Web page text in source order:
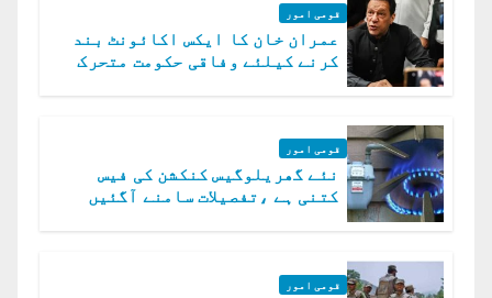
قومی امور
عمران خان کا ایکس اکائونٹ بند
کرنے کیلئے وفاقی حکومت متحرک
قومی امور
نئے گھریلوگیس کنکشن کی فیس
کتنی ہے ،تفصیلات سامنے آگئیں
قومی امور